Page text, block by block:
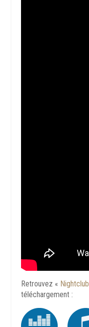
Retrouvez « Nightclub
téléchargement :